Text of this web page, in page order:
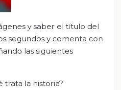
y saber el título del
segundos y comenta con
las siguientes
trata la historia?